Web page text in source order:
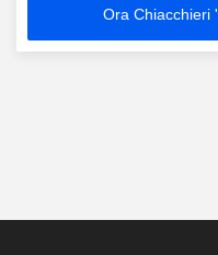
Ora Chiacchieri '